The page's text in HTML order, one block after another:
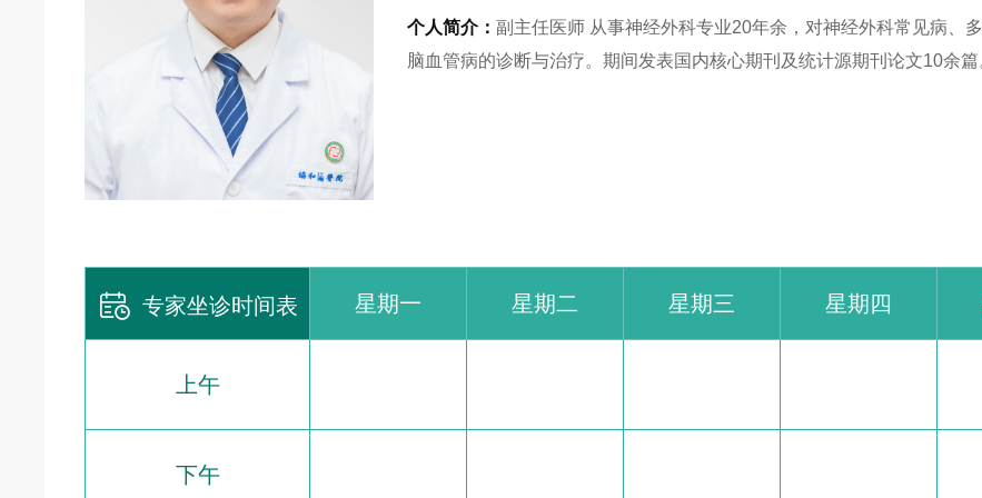
个人简介：副主任医师 从事神经外科专业20年余，对神经外科常见病、
脑血管病的诊断与治疗。期间发表国内核心期刊及统计源期刊论文10余篇
 专家坐诊时间表 星期一 星期二 星期三 星期四
上午
下午